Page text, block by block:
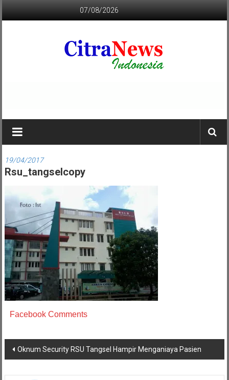
07/08/2026
BERANI
DAN
KRISTIS
19/04/2017
Rsu_tangselcopy
Facebook Comments
Navigasi
pos
Oknum Security RSU Tangsel Hampir Menganiaya Pasien